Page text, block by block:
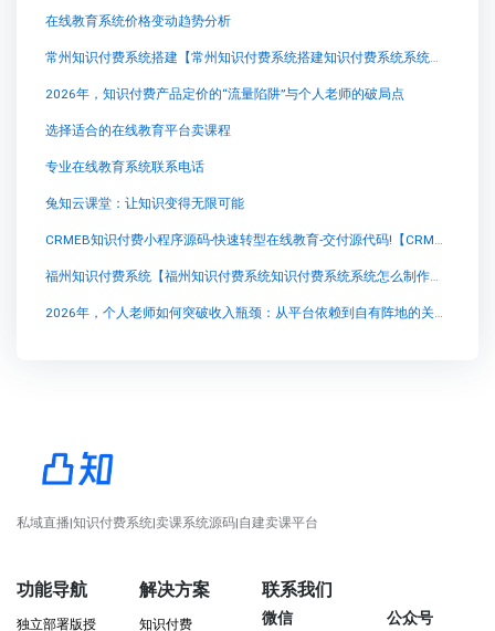
在线教育系统价格变动趋势分析
常州知识付费系统搭建【常州知识付费系统搭建知识付费系统系统怎么制作，知识付费系统搭建使用教程】
2026年，知识付费产品定价的“流量陷阱”与个人老师的破局点
选择适合的在线教育平台卖课程
专业在线教育系统联系电话
兔知云课堂：让知识变得无限可能
CRMEB知识付费小程序源码-快速转型在线教育-交付源代码!【CRMEB知识付费小程序源码-快速转型在线教育-交付源代码!知识付费系统系统怎么制作，知识付费系统搭建使用教程】
福州知识付费系统【福州知识付费系统知识付费系统系统怎么制作，知识付费系统搭建使用教程】
2026年，个人老师如何突破收入瓶颈：从平台依赖到自有阵地的关键一跃
私域直播|知识付费系统|卖课系统源码|自建卖课平台
功能导航
独立部署版授
解决方案
知识付费
联系我们
微信 公众号